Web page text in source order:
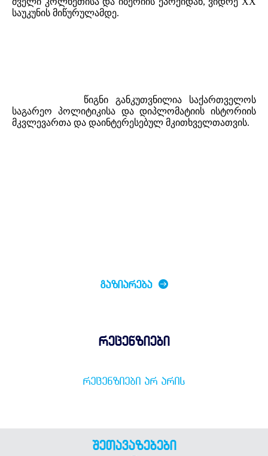
საუკუნის მიწურულამდე.
საგარეო პოლიტიკისა და დიპლომატიის ისტორიის
მკვლევართა და დაინტერესებულ მკითხველთათვის.
ᲒᲐᲖᲘᲐᲠᲔᲑᲐ
რეცენზიები
ᲠᲔᲪᲔᲜᲖᲘᲔᲑᲘ ᲐᲠ ᲐᲠᲘᲡ
შეთავაზებები